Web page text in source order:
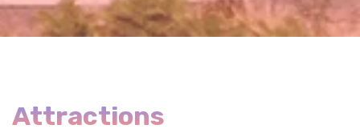
Attractions